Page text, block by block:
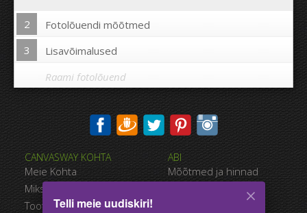
2
Fotolõuendi mõõtmed
3
Lisavõimalused
Trükkida pilt fotolõuendi äärtele:
Ei
Kaugus piltide vahel:
Raami fotolõuend
CANVASWAY KOHTA
Meie Kohta
Miks CanvasWAY
Toote Kvaliteet
ABI
Mõõtmed ja hinnad
Maksevõimalused
Telli meie uudiskiri!